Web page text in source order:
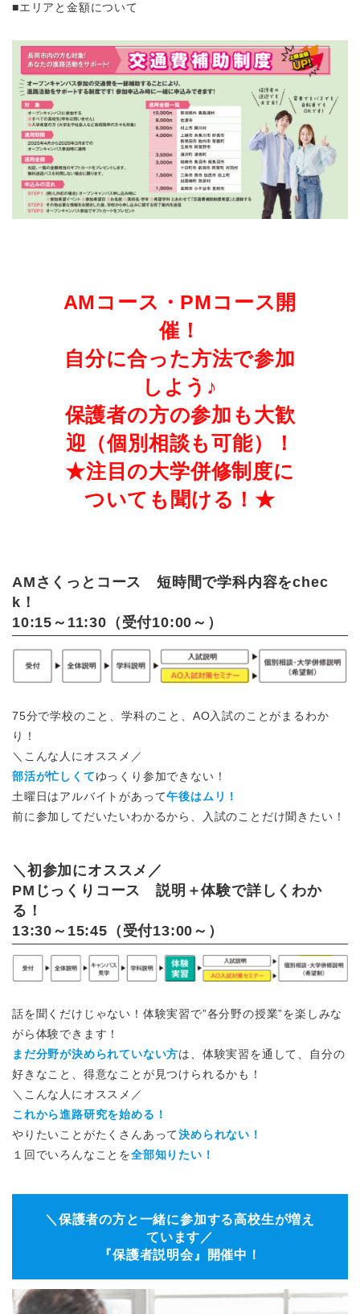
■エリアと金額について
AMコース・PMコース開
催！
自分に合った方法で参加
しよう♪
保護者の方の参加も大歓
迎（個別相談も可能）！
★注目の大学併修制度に
ついても聞ける！★
AMさくっとコース 短時間で学科内容をchec
k！
10:15～11:30（受付10:00～）
75分で学校のこと、学科のこと、AO入試のことがまるわか
り！
＼こんな人にオススメ／
部活が忙しくてゆっくり参加できない！
土曜日はアルバイトがあって午後はムリ！
前に参加してだいたいわかるから、入試のことだけ聞きたい！
＼初参加にオススメ／
PMじっくりコース 説明＋体験で詳しくわか
る！
13:30～15:45（受付13:00～）
話を聞くだけじゃない！体験実習で”各分野の授業”を楽しみな
がら体験できます！
まだ分野が決められていない方は、体験実習を通して、自分の
好きなこと、得意なことが見つけられるかも！
＼こんな人にオススメ／
これから進路研究を始める！
やりたいことがたくさんあって決められない！
１回でいろんなことを全部知りたい！
＼保護者の方と一緒に参加する高校生が増え
ています／
『保護者説明会』開催中！